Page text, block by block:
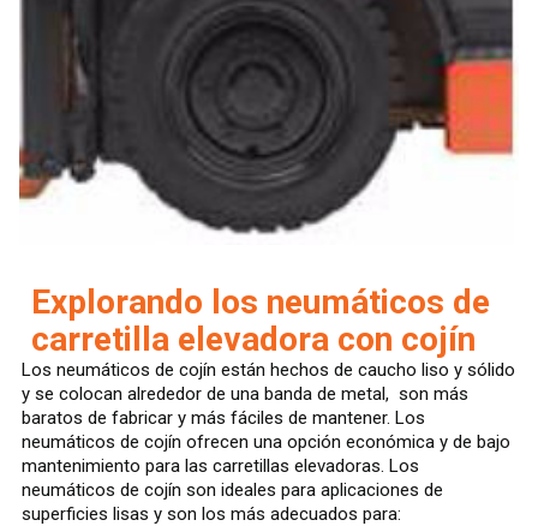
Explorando los neumáticos de
carretilla elevadora con cojín
Los neumáticos de cojín están hechos de caucho liso y sólido
y se colocan alrededor de una banda de metal, son más
baratos de fabricar y más fáciles de mantener. Los
neumáticos de cojín ofrecen una opción económica y de bajo
mantenimiento para las carretillas elevadoras. Los
neumáticos de cojín son ideales para aplicaciones de
superficies lisas y son los más adecuados para: